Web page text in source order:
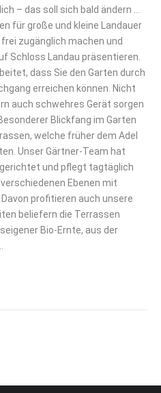
– das soll sich bald ändern …
für große und kleine Landauer
zugänglich machen und
Schloss Landau präsentieren.
dass Sie den Garten durch
erreichen können. Nicht
auch schwehres Gerät sorgen
Blickfang im Garten
welche früher dem Adel
Unser Gärtner-Team hat
und pflegt tagtäglich
Ebenen mit
profitieren auch unsere
beliefern die Terrassen
Bio-Ernte, aus der